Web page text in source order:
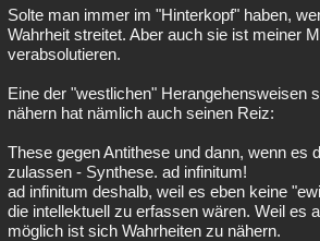
Solte man immer im "Hinterkopf" haben,
Wahrheit streitet. Aber auch sie ist meiner
verabsolutieren.
Eine der "westlichen" Herangehensweisen
nähern hat nämlich auch seinen Reiz:
These gegen Antithese und dann, wenn es
zulassen - Synthese. ad infinitum!
ad infinitum deshalb, weil es eben keine
die intellektuell zu erfassen wären. Weil es
möglich ist sich Wahrheiten zu nähern.